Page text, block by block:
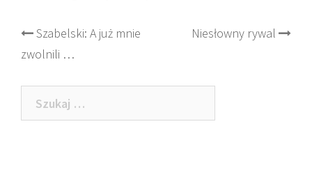
Post
navigation
Szabelski: A już mnie
zwolnili …
Niesłowny rywal
Szukaj: